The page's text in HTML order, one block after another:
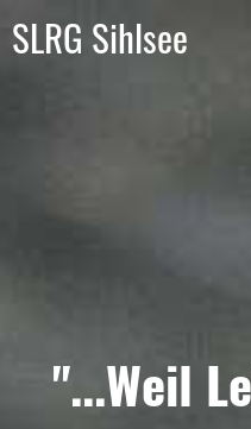
SLRG Sihlsee
"...Weil